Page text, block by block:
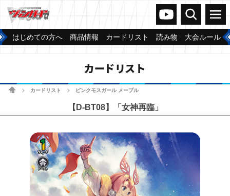
ヴァンガードch
検索 メニュー
はじめての方へ 商品情報 カードリスト 読み物 大会ルール
カードリスト
ホームカードリスト ピンクモスガール メープル
【D-BT08】「女神再臨」